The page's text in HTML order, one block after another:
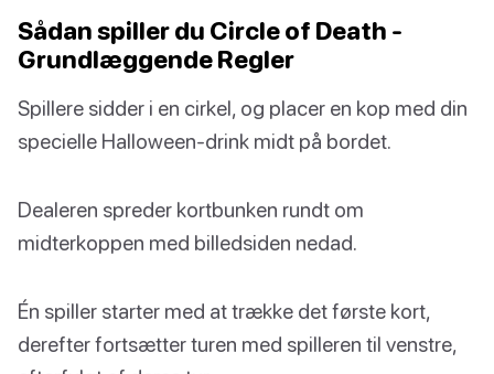
Sådan spiller du Circle of Death -
Grundlæggende Regler
Spillere sidder i en cirkel, og placer en kop med din
specielle Halloween-drink midt på bordet.
Dealeren spreder kortbunken rundt om
midterkoppen med billedsiden nedad.
Én spiller starter med at trække det første kort,
derefter fortsætter turen med spilleren til venstre,